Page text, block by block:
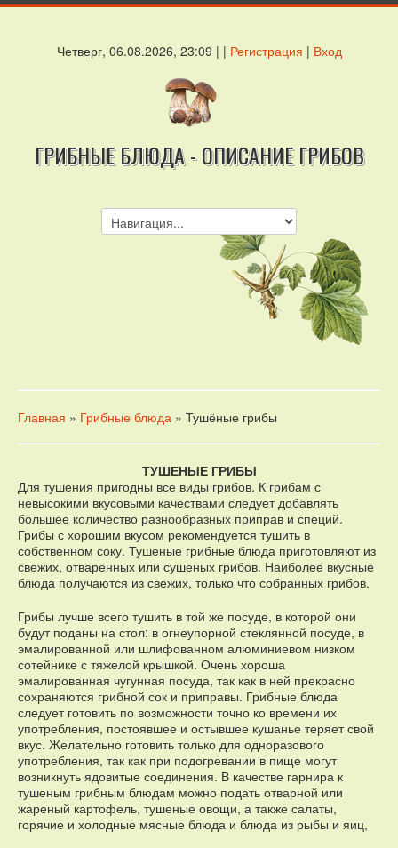
Четверг, 06.08.2026, 23:09 | | Регистрация | Вход
ГРИБНЫЕ БЛЮДА - ОПИСАНИЕ ГРИБОВ
Главная » Грибные блюда » Тушёные грибы
ТУШЕНЫЕ ГРИБЫ
Для тушения пригодны все виды грибов. К грибам с
невысокими вкусовыми качествами следует добавлять
большее количество разнообразных приправ и специй.
Грибы с хорошим вкусом рекомендуется тушить в
собственном соку. Тушеные грибные блюда приготовляют из
свежих, отваренных или сушеных грибов. Наиболее вкусные
блюда получаются из свежих, только что собранных грибов.
Грибы лучше всего тушить в той же посуде, в которой они
будут поданы на стол: в огнеупорной стеклянной посуде, в
эмалированной или шлифованном алюминиевом низком
сотейнике с тяжелой крышкой. Очень хороша
эмалированная чугунная посуда, так как в ней прекрасно
сохраняются грибной сок и приправы. Грибные блюда
следует готовить по возможности точно ко времени их
употребления, постоявшее и остывшее кушанье теряет свой
вкус. Желательно готовить только для одноразового
употребления, так как при подогревании в пище могут
возникнуть ядовитые соединения. В качестве гарнира к
тушеным грибным блюдам можно подать отварной или
жареный картофель, тушеные овощи, а также салаты,
горячие и холодные мясные блюда и блюда из рыбы и яиц,